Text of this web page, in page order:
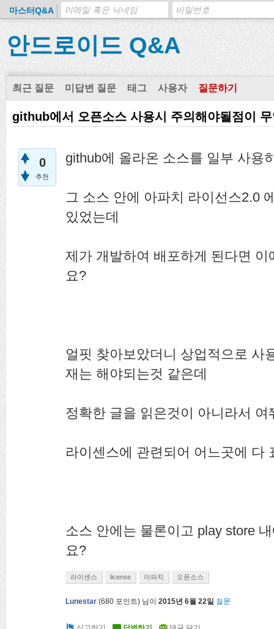
마스터Q&A
안드로이드 Q&A
최근 질문 미답변 질문 태그 사용자 질문하기
github에서 오픈소스 사용시 주의해야될점이
0
추천
github에 올라온 소스를 일부 사용
그 소스 안에 아파치 라이선스2.0
있었는데
제가 개발하여 배포하게 된다면
요?
얼핏 찾아보았더니 상업적으로 사
재는 해야되는것 같은데
정확한 글을 읽은것이 아니라서 여
라이센스에 관련되어 어느곳에 다
소스 안에는 물론이고 play store
요?
라이센스 license 아파치 오픈소스
Lunestar (680 포인트) 님이 2015년 6월 22일 질문